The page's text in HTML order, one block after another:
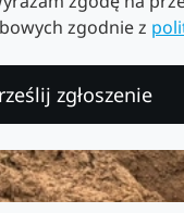
zgodnie z
zgłoszenie